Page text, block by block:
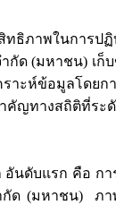
ทธิภาพในการ
กัด (มหาชน) เ
าะห์ข้อมูลโดย
ญทางสถิติที่ระดั
นดับแรก คือ ก
ด (มหาชน) ภา